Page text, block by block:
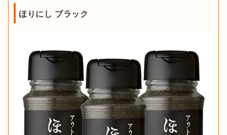
ほりにし ブラック